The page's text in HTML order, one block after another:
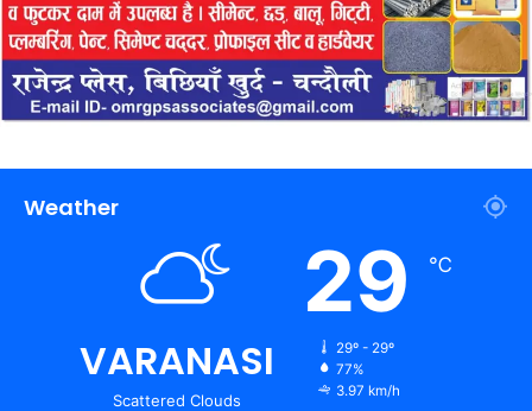
Weather
VARANASI
Scattered Clouds
29 ℃
29º - 29º
77%
3.97 km/h